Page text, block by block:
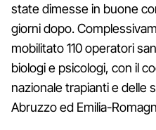
state dimesse in buone
giorni dopo.
mobilitato 110 operatori
biologi e psicologi, con il
nazionale trapianti e delle
Abruzzo ed Emilia-